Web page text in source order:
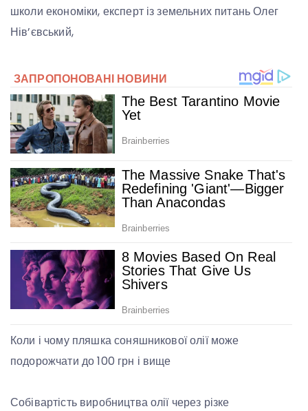
школи економіки, експерт із земельних питань Олег
Нів’євський,
Коли і чому пляшка соняшникової олії може
подорожчати до 100 грн і вище
Собівартість виробництва олії через різке